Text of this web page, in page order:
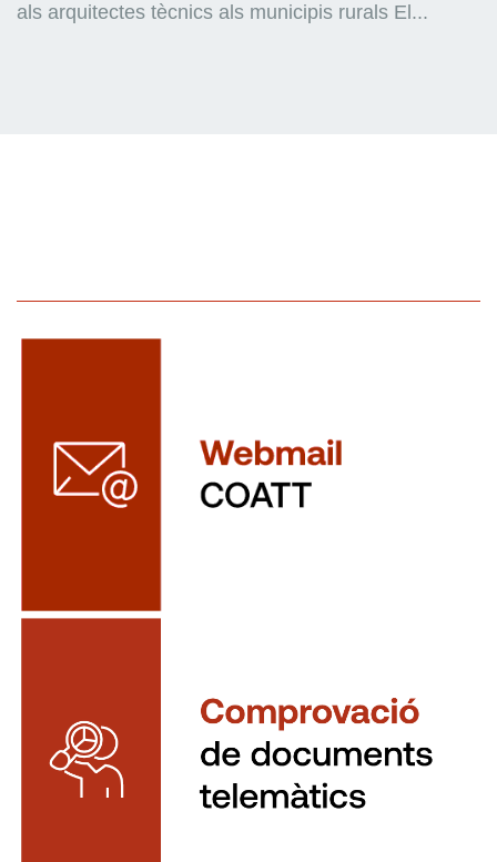
als arquitectes tècnics als municipis rurals El...